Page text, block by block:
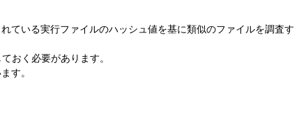
ている実行ファイルのハッシュ値を基に類似のファイルを調査す
おく必要があります。
す。